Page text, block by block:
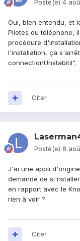
Posté(e) 4
Oui, bien entendu, et
Pilotes du téléphone,
procédure
l'installation, ça
connectionUnstabitil".
Citer
Posté(e) 8
J'ai une appli
demande de
en rapport avec le
rien à voir ?
Citer